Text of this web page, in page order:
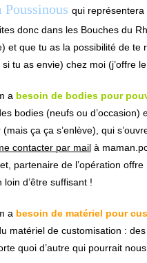
Poussinous qui représentera
donc dans les Bouches du
et que tu as la possibilité de
si tu as envie) chez moi (j’offre
a besoin de bodies pour
bodies (neufs ou
(mais ça ça s’enlève), qui
contacter par mail à
partenaire de l’opération
loin d’être suffisant !
a besoin de matériel pour
matériel de customisation :
quoi d’autre qui pourrait